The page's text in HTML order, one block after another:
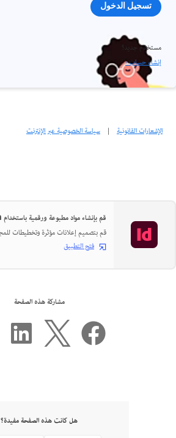
تسجيل الدخول
مستخدم جديد؟
إنشاء حساب ›
الإشعارات القانونية | سياسة الخصوصية عبر الإنترنت
قم بإنشاء مواد مطبوعة ورقمية باستخدام InDesign
قم بتصميم إعلانات مؤثرة وتخطيطات
فتح التطبيق
مشاركة هذه الصفحة
هل كانت هذه الصفحة مفيدة؟